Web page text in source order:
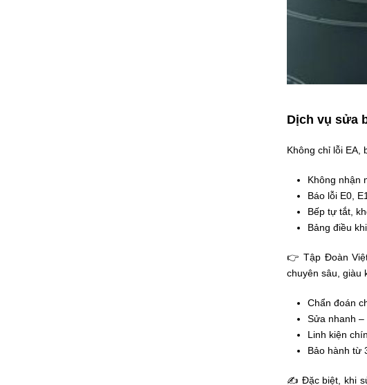
Dịch vụ sửa
Không chỉ lỗi EA,
Không nhận
Báo lỗi E0,
Bếp tự tắt,
Bảng điều
👉 Tập Đoàn
chuyên sâu, giàu
Chẩn đoán
Sửa nhanh –
Linh kiện
Bảo hành từ
✍ Đặc biệt, khi